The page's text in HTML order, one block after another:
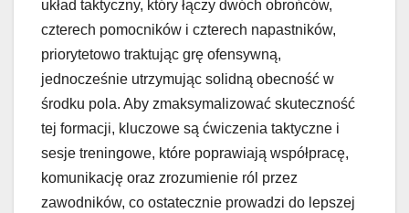
układ taktyczny, który łączy dwóch obrońców,
czterech pomocników i czterech napastników,
priorytetowo traktując grę ofensywną,
jednocześnie utrzymując solidną obecność w
środku pola. Aby zmaksymalizować skuteczność
tej formacji, kluczowe są ćwiczenia taktyczne i
sesje treningowe, które poprawiają współpracę,
komunikację oraz zrozumienie ról przez
zawodników, co ostatecznie prowadzi do lepszej